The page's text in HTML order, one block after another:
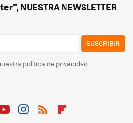
NUESTRA NEWSLETTER
SUSCRIBIR
política de privacidad